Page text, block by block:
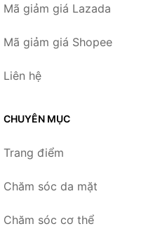
Mã giảm giá Lazada
Mã giảm giá Shopee
Liên hệ
CHUYÊN MỤC
Trang điểm
Chăm sóc da mặt
Chăm sóc cơ thể